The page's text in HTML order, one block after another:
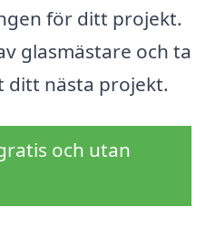
för ditt projekt.
glasmästare och ta
ditt nästa projekt.
och utan